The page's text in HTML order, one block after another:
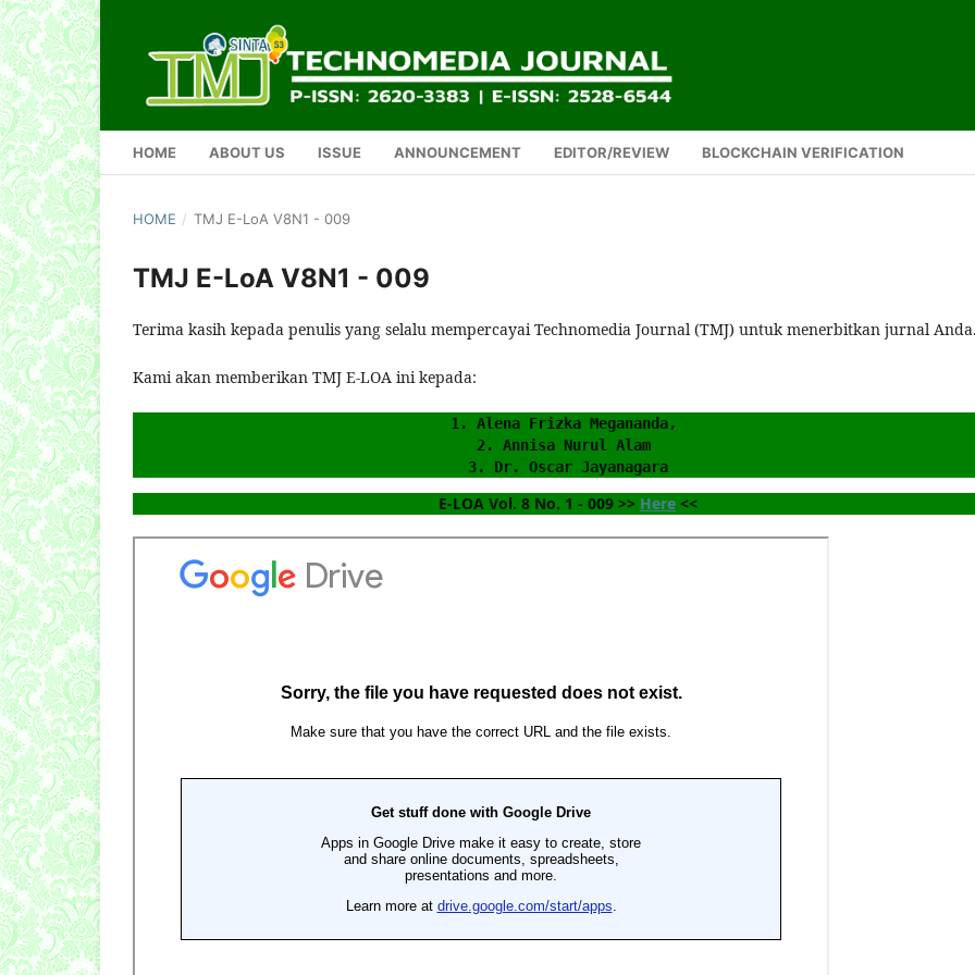
HOME ABOUT US ISSUE ANNOUNCEMENT EDITOR/REVIEW BLOCKCHAIN VERIFICATION
HOME / TMJ E-LoA V8N1 - 009
TMJ E-LoA V8N1 - 009
Terima kasih kepada penulis yang selalu mempercayai Technomedia Journal (TMJ) untuk menerbitkan jurnal
Kami akan memberikan TMJ E-LOA ini kepada:
1. Alena Frizka Megananda,
2. Annisa Nurul Alam
3. Dr. Oscar Jayanagara
E-LOA Vol. 8 No. 1 - 009 >> Here <<